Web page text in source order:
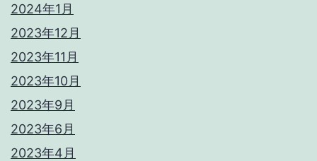
2024年1月
2023年12月
2023年11月
2023年10月
2023年9月
2023年6月
2023年4月